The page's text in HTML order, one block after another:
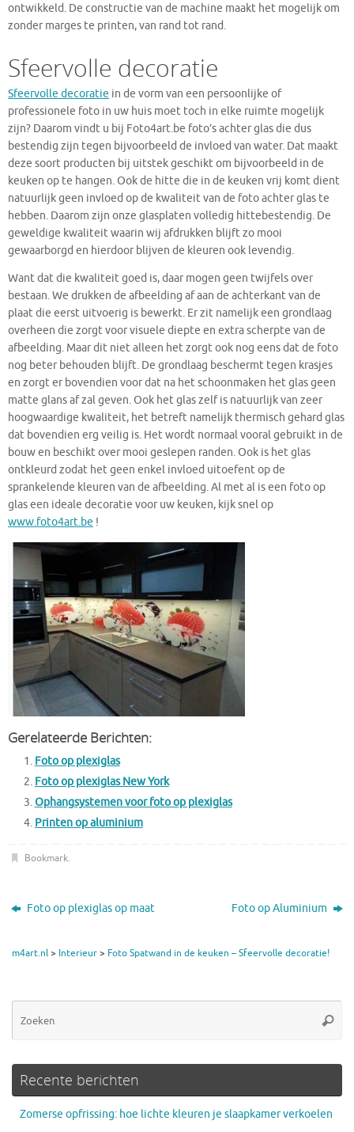
ontwikkeld. De constructie van de machine maakt het mogelijk om
zonder marges te printen, van rand tot rand.
Sfeervolle decoratie
Sfeervolle decoratie in de vorm van een persoonlijke of
professionele foto in uw huis moet toch in elke ruimte mogelijk
zijn? Daarom vindt u bij Foto4art.be foto’s achter glas die dus
bestendig zijn tegen bijvoorbeeld de invloed van water. Dat maakt
deze soort producten bij uitstek geschikt om bijvoorbeeld in de
keuken op te hangen. Ook de hitte die in de keuken vrij komt dient
natuurlijk geen invloed op de kwaliteit van de foto achter glas te
hebben. Daarom zijn onze glasplaten volledig hittebestendig. De
geweldige kwaliteit waarin wij afdrukken blijft zo mooi
gewaarborgd en hierdoor blijven de kleuren ook levendig.
Want dat die kwaliteit goed is, daar mogen geen twijfels over
bestaan. We drukken de afbeelding af aan de achterkant van de
plaat die eerst uitvoerig is bewerkt. Er zit namelijk een grondlaag
overheen die zorgt voor visuele diepte en extra scherpte van de
afbeelding. Maar dit niet alleen het zorgt ook nog eens dat de foto
nog beter behouden blijft. De grondlaag beschermt tegen krasjes
en zorgt er bovendien voor dat na het schoonmaken het glas geen
matte glans af zal geven. Ook het glas zelf is natuurlijk van zeer
hoogwaardige kwaliteit, het betreft namelijk thermisch gehard glas
dat bovendien erg veilig is. Het wordt normaal vooral gebruikt in de
bouw en beschikt over mooi geslepen randen. Ook is het glas
ontkleurd zodat het geen enkel invloed uitoefent op de
sprankelende kleuren van de afbeelding. Al met al is een foto op
glas een ideale decoratie voor uw keuken, kijk snel op
www.foto4art.be !
Gerelateerde Berichten:
Foto op plexiglas
Foto op plexiglas New York
Ophangsystemen voor foto op plexiglas
Printen op aluminium
Bookmark.
Foto op plexiglas op maat Foto op Aluminium
m4art.nl> Interieur> Foto Spatwand in de keuken – Sfeervolle decoratie!
Recente berichten
Zomerse opfrissing: hoe lichte kleuren je slaapkamer verkoelen